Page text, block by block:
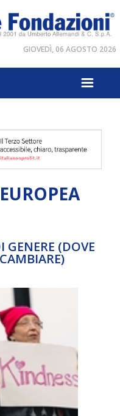
GIOVEDÌ, 06 AGOSTO 2026
(DOVE